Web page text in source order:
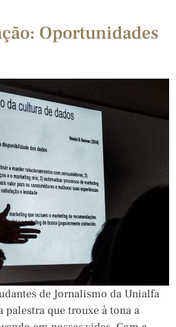
Oportunidades
de Jornalismo da Unialfa
que trouxe à tona a